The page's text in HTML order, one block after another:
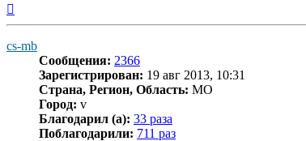
cs-mb
Сообщения: 2366
Зарегистрирован: 19 авг 2013, 10:31
Страна, Регион, Область: MO
Город: v
Благодарил (а): 33 раза
Поблагодарили: 711 раз